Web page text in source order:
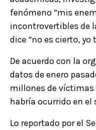
fenómeno “mis
incontrovertibles de
dice “no es cierto,
De acuerdo con la
datos de enero
millones de víctimas
habría ocurrido en el
Lo reportado por el